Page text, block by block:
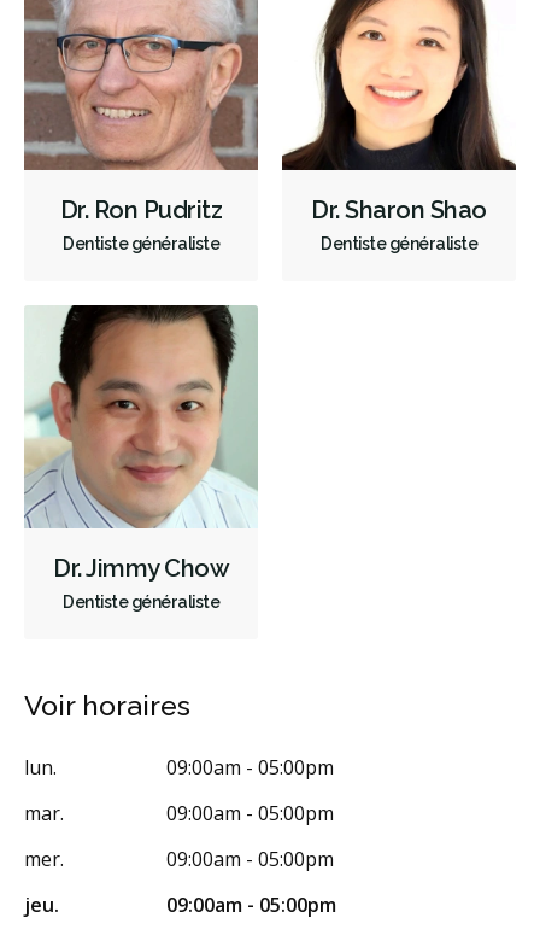
Greffe des gencives
Examens buccaux
Nettoyages dentaires
Scellants Ponts
Couronnes
Chirurgie endodontique
Obturations
Reconstruction complète de la bouche
Incrustations
Urgences
Endodontie Chirurgie buccale
Orthodontie
RCSD (Régime canadien de soins dentaires)
Dr. Ron Pudritz
Dentiste généraliste
Dr. Sharon Shao
Dentiste généraliste
Dr. Jimmy Chow
Dentiste généraliste
Voir horaires
lun.
09:00am - 05:00pm
mar.
09:00am - 05:00pm
mer.
09:00am - 05:00pm
jeu.
09:00am - 05:00pm